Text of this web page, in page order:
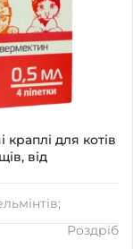
для котів
від
Роздріб